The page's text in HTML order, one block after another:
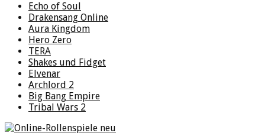
Echo of Soul
Drakensang Online
Aura Kingdom
Hero Zero
TERA
Shakes und Fidget
Elvenar
Archlord 2
Big Bang Empire
Tribal Wars 2